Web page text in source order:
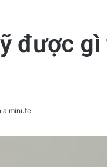
được
a minute